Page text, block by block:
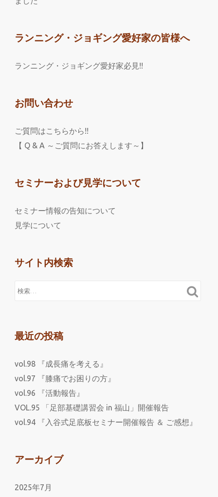
ランニング・ジョギング愛好家の皆様へ
ランニング・ジョギング愛好家必見!!
お問い合わせ
ご質問はこちらから!!
【 Q & A ～ご質問にお答えします～】
セミナーおよび見学について
セミナー情報の告知について
見学について
サイト内検索
最近の投稿
vol.98 『成長痛を考える』
vol.97 『膝痛でお困りの方』
vol.96 『活動報告』
VOL.95 「足部基礎講習会 in 福山」開催報告
vol.94 『入谷式足底板セミナー開催報告 ＆ ご感想』
アーカイブ
2025年7月